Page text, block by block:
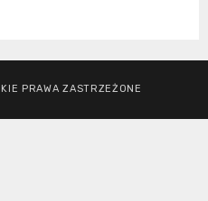
PRAWA ZASTRZEŻONE